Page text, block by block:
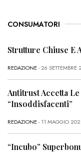
CONSUMATORI
Strutture Chiuse E
REDAZIONE- 26 SETTEMBRE
Antitrust Accetta
“Insoddisfacenti”
REDAZIONE- 11 MAGGIO
“Incubo”